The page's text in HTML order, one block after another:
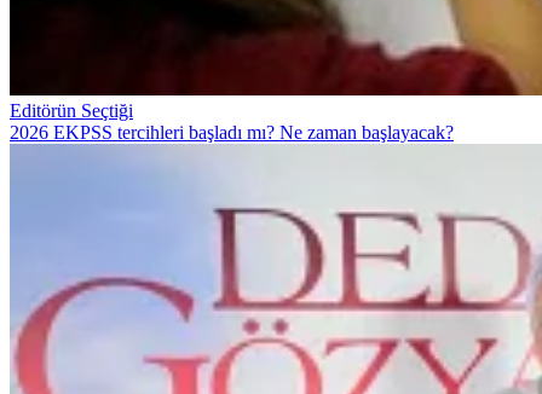
Editörün Seçtiği
2026 EKPSS tercihleri başladı mı? Ne zaman başlayacak?